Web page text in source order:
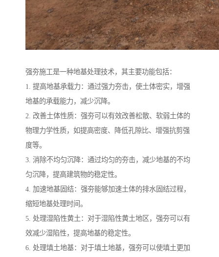
强夯施工是一种地基处理技术，其主要功能包括：
1. 提高地基承载力：通过强力夯击，使土体密实，增强
地基的承载能力，减少沉降。
2. 改善土体性质：强夯可以有效改善松散、软弱土体的
物理力学性质，如提高密度、降低孔隙比、增强抗剪强
度等。
3. 消除不均匀沉降：通过均匀的夯击，减少地基的不均
匀沉降，提高建筑物的稳定性。
4. 加速地基固结：强夯能够加速土体的排水固结过程，
缩短地基处理时间。
5. 处理湿陷性黄土：对于湿陷性黄土地区，强夯可以有
效减少湿陷性，提高地基的稳定性。
6. 处理填土地基：对于填土地基，强夯可以使填土更加